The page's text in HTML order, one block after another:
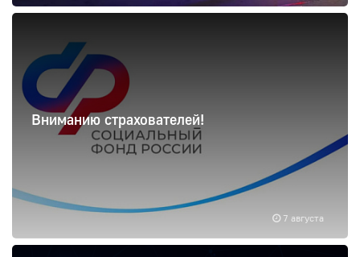
7 августа
Вниманию страхователей!